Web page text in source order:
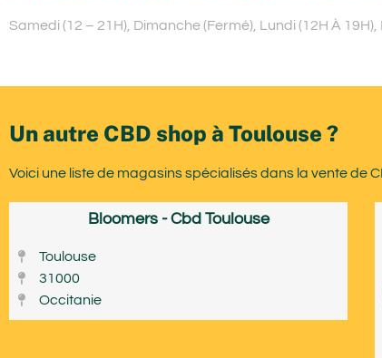
Samedi (12 – 21H), Dimanche (Fermé), Lundi (12H À
Un autre CBD shop à Toulouse ?
Voici une liste de magasins spécialisés dans la vente de
Bloomers - Cbd Toulouse
Toulouse
31000
Occitanie